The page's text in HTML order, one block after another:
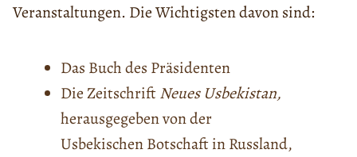
Veranstaltungen. Die Wichtigsten davon sind:
Das Buch des Präsidenten
Die ZeitschriftNeues Usbekistan,
herausgegeben von der
Usbekischen Botschaft in Russland,